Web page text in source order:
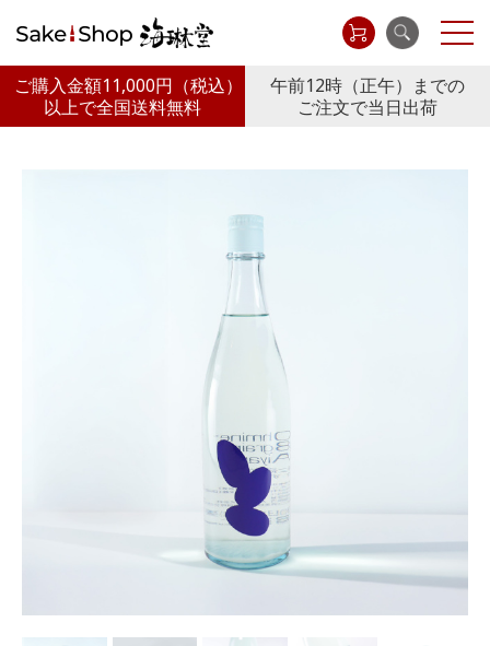
ご購入金額11,000円 （税込）
以上で全国送料無料
午前12時（正午）までの
ご注文で当日出荷